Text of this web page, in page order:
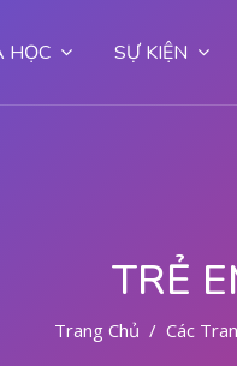
HỌC SỰ KIỆN
TRẺ
Trang Chủ Các